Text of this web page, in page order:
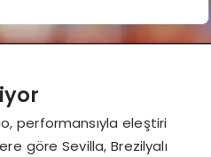
performansıyla eleştiri
göre Sevilla, Brezilyalı